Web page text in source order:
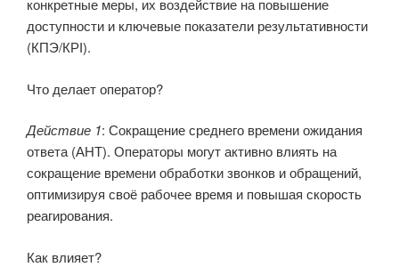
конкретные меры, их воздействие на повышение
доступности и ключевые показатели результативности
(КПЭ/КРІ).
Что делает оператор?
Действие 1: Сокращение среднего времени ожидания
ответа (АНТ). Операторы могут активно влиять на
сокращение времени обработки звонков и обращений,
оптимизируя своё рабочее время и повышая скорость
реагирования.
Как влияет?